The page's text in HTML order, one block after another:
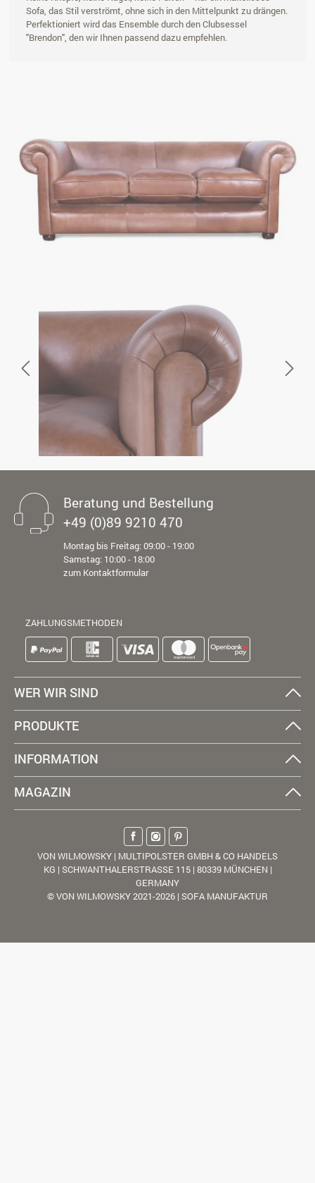
Sofa, das Stil verströmt, ohne sich in den Mittelpunkt zu drängen.
Perfektioniert wird das Ensemble durch den Clubsessel
"Brendon", den wir Ihnen passend dazu empfehlen.
Beratung und Bestellung
+49 (0)89 9210 470
Montag bis Freitag: 09:00 - 19:00
Samstag: 10:00 - 18:00
zum Kontaktformular
ZAHLUNGSMETHODEN
WER WIR SIND
PRODUKTE
INFORMATION
MAGAZIN
VON WILMOWSKY | MULTIPOLSTER GMBH & CO HANDELS
KG | SCHWANTHALERSTRASSE 115 | 80339 MÜNCHEN |
GERMANY
© VON WILMOWSKY 2021-2026 | SOFA MANUFAKTUR